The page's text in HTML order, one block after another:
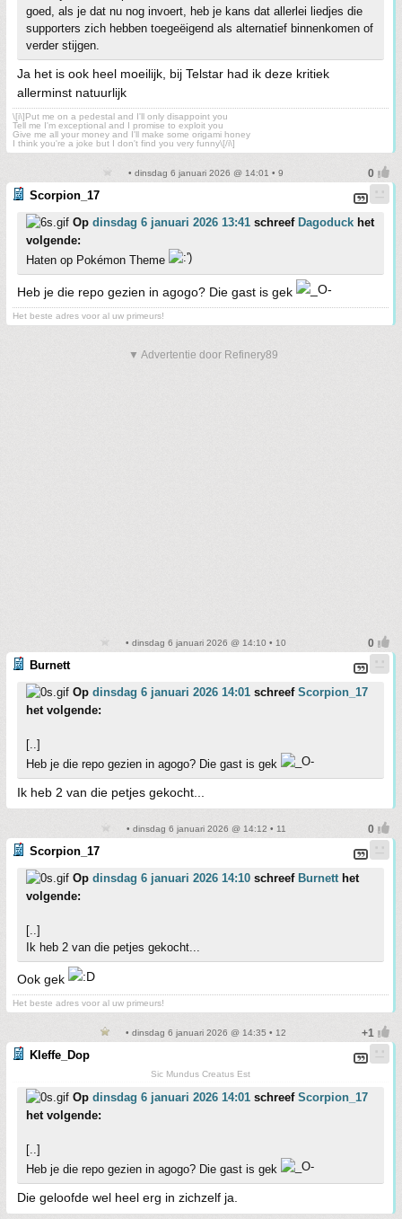
goed, als je dat nu nog invoert, heb je kans dat allerlei liedjes die
supporters zich hebben toegeëigend als alternatief binnenkomen of
verder stijgen.
Ja het is ook heel moeilijk, bij Telstar had ik deze kritiek
allerminst natuurlijk
\[i\]Put me on a pedestal and I'll only disappoint you
Tell me I'm exceptional and I promise to exploit you
Give me all your money and I'll make some origami honey
I think you're a joke but I don't find you very funny\[/i\]
• dinsdag 6 januari 2026 @ 14:01 • 9
Scorpion_17
Op dinsdag 6 januari 2026 13:41 schreef Dagoduck het
volgende:
Haten op Pokémon Theme
Heb je die repo gezien in agogo? Die gast is gek
Het beste adres voor al uw primeurs!
▼ Advertentie door Refinery89
• dinsdag 6 januari 2026 @ 14:10 • 10
Burnett
Op dinsdag 6 januari 2026 14:01 schreef Scorpion_17
het volgende:
[..]
Heb je die repo gezien in agogo? Die gast is gek
Ik heb 2 van die petjes gekocht...
• dinsdag 6 januari 2026 @ 14:12 • 11
Scorpion_17
Op dinsdag 6 januari 2026 14:10 schreef Burnett het
volgende:
[..]
Ik heb 2 van die petjes gekocht...
Ook gek
Het beste adres voor al uw primeurs!
• dinsdag 6 januari 2026 @ 14:35 • 12
Kleffe_Dop
Sic Mundus Creatus Est
Op dinsdag 6 januari 2026 14:01 schreef Scorpion_17
het volgende:
[..]
Heb je die repo gezien in agogo? Die gast is gek
Die geloofde wel heel erg in zichzelf ja.